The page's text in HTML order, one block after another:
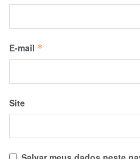
E-mail *
Site